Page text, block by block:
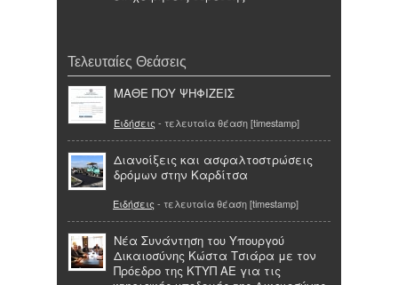
Τελευταίες Θεάσεις
ΜΑΘΕ ΠΟΥ ΨΗΦΙΖΕΙΣ
Ειδήσεις - τελευταία θέαση [timestamp]
Διανοίξεις και ασφαλτοστρώσεις
δρόμων στην Καρδίτσα
Ειδήσεις - τελευταία θέαση [timestamp]
Νέα Συνάντηση του Υπουργού
Δικαιοσύνης Κώστα Τσιάρα με τον
Πρόεδρο της ΚΤΥΠ ΑΕ για τις